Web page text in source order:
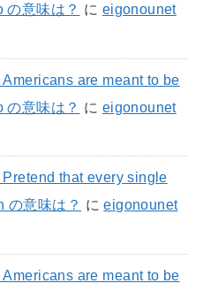
意味は？ に eigonounet
are meant to be
意味は？ に eigonounet
that every single
の意味は？ にeigonounet
are meant to be